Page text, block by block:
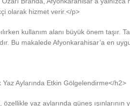
olarak hizmet verir.</p>
kullanım alanı büyük önem taşır.
Bu makalede Afyonkarahisar’a en
Aylarında Etkin Gölgelendirme</h2>
yaz aylarında güneş